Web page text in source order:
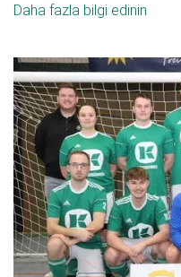
Daha fazla bilgi edinin